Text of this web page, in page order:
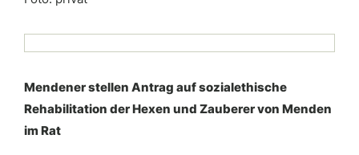
Mendener stellen Antrag auf sozialethische
Rehabilitation der Hexen und Zauberer von Menden
im Rat